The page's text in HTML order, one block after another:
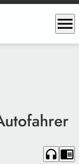
menu
headphones chrome_reader_mode